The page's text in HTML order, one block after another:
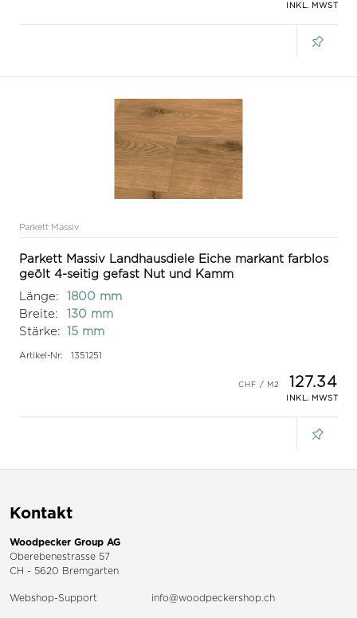
INKL. MWST
Parkett Massiv
Parkett Massiv Landhausdiele Eiche markant farblos
geölt 4-seitig gefast Nut und Kamm
Länge:
1800 mm
Breite:
130 mm
Stärke: 15 mm
Artikel-Nr: 1351251
127.34
INKL. MWST
Kontakt
Woodpecker Group AG
Oberebenestrasse 57
CH - 5620 Bremgarten
Webshop-Support info@woodpeckershop.ch